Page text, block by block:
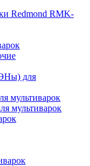
Redmond RMK-
для
мультиварок
мультиварок